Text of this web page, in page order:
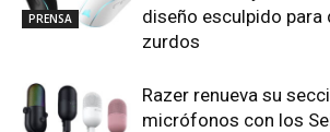
PRENSA
diseño esculpido para
zurdos
Razer renueva su
micrófonos con los